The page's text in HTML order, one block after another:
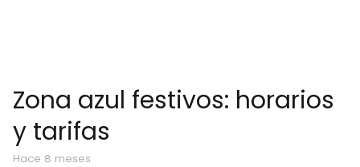
Zona azul festivos: horarios
y tarifas
hace 8 meses